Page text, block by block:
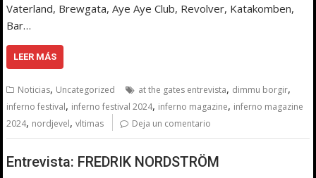
Vaterland, Brewgata, Aye Aye Club, Revolver, Katakomben,
Bar…
LEER MÁS
Noticias, Uncategorized at the gates entrevista, dimmu borgir,
inferno festival, inferno festival 2024, inferno magazine, inferno magazine
2024, nordjevel,vltimas Deja un comentario
Entrevista: FREDRIK NORDSTRÖM